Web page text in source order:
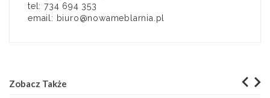
tel: 734 694 353
email: biuro@nowameblarnia.pl
Zobacz Także